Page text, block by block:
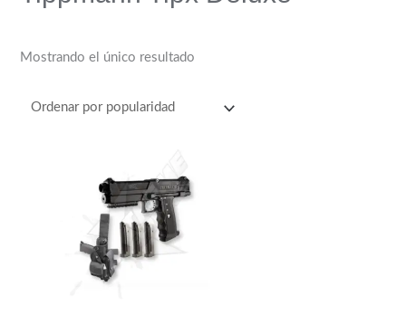
Mostrando el único resultado